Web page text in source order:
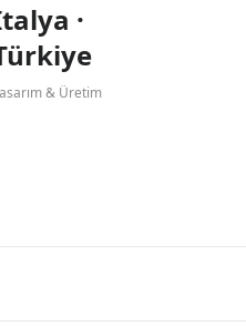
·
& Üretim